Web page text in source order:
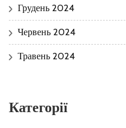
Грудень 2024
Червень 2024
Травень 2024
Категорії